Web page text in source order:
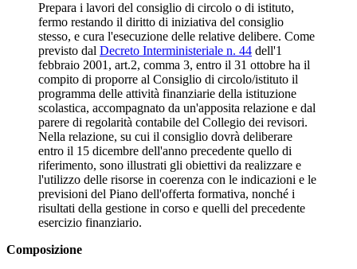
Prepara i lavori del consiglio di circolo o di istituto,
fermo restando il diritto di iniziativa del consiglio
stesso, e cura l'esecuzione delle relative delibere. Come
previsto dal Decreto Interministeriale n. 44 dell'1
febbraio 2001, art.2, comma 3, entro il 31 ottobre ha il
compito di proporre al Consiglio di circolo/istituto il
programma delle attività finanziarie della istituzione
scolastica, accompagnato da un'apposita relazione e dal
parere di regolarità contabile del Collegio dei revisori.
Nella relazione, su cui il consiglio dovrà deliberare
entro il 15 dicembre dell'anno precedente quello di
riferimento, sono illustrati gli obiettivi da realizzare e
l'utilizzo delle risorse in coerenza con le indicazioni e le
previsioni del Piano dell'offerta formativa, nonché i
risultati della gestione in corso e quelli del precedente
esercizio finanziario.
Composizione